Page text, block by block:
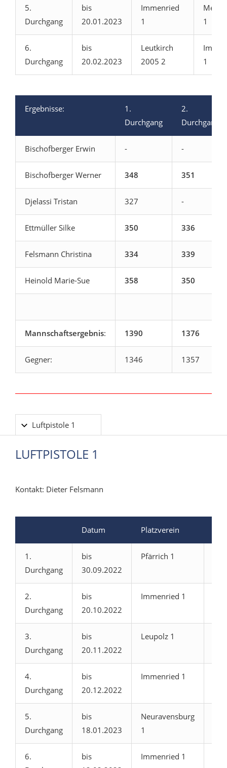
5.
Durchgang
bis
20.01.2023
Immenried
1
1
6.
Durchgang
bis
20.02.2023
Leutkirch
2005 2
1
Ergebnisse:
1.
Durchgang
2.
Durchgang
Bischofberger Erwin - -
Bischofberger Werner 348 351
Djelassi Tristan 327 -
Ettmüller Silke 350 336
Felsmann Christina 334 339
Heinold Marie-Sue 358 350
Mannschaftsergebnis: 1390 1376
Gegner: 1346 1357
Luftpistole 1
LUFTPISTOLE 1
Kontakt: Dieter Felsmann
Datum Platzverein
1.
Durchgang
bis
30.09.2022
Pfärrich 1
2.
Durchgang
bis
20.10.2022
Immenried 1
3.
Durchgang
bis
20.11.2022
Leupolz 1
4.
Durchgang
bis
20.12.2022
Immenried 1
5.
Durchgang
bis
18.01.2023
Neuravensburg
1
6.
bis
Immenried 1